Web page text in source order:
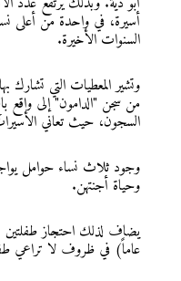
أسيرة، في واحدة من أعلى
السنوات الأخيرة.
وتشير المعطيات التي تشارك
من سجن "الدامون" إلى واقع
السجون، حيث تعاني
وجود ثلاث نساء حوامل
وحياة أجنتهن.
عاماً) في ظروف لا تراعي